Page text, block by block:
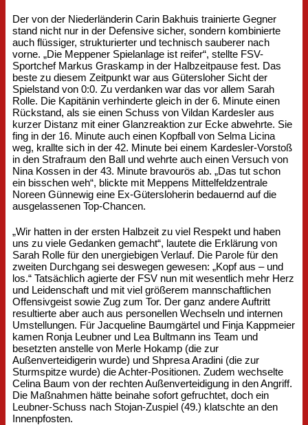
Der von der Niederländerin Carin Bakhuis trainierte Gegner
stand nicht nur in der Defensive sicher, sondern kombinierte
auch flüssiger, strukturierter und technisch sauberer nach
vorne. „Die Meppener Spielanlage ist reifer“, stellte FSV-
Sportchef Markus Graskamp in der Halbzeitpause fest. Das
beste zu diesem Zeitpunkt war aus Gütersloher Sicht der
Spielstand von 0:0. Zu verdanken war das vor allem Sarah
Rolle. Die Kapitänin verhinderte gleich in der 6. Minute einen
Rückstand, als sie einen Schuss von Vildan Kardesler aus
kurzer Distanz mit einer Glanzreaktion zur Ecke abwehrte. Sie
fing in der 16. Minute auch einen Kopfball von Selma Licina
weg, krallte sich in der 42. Minute bei einem Kardesler-Vorstoß
in den Strafraum den Ball und wehrte auch einen Versuch von
Nina Kossen in der 43. Minute bravourös ab. „Das tut schon
ein bisschen weh“, blickte mit Meppens Mittelfeldzentrale
Noreen Günnewig eine Ex-Gütersloherin bedauernd auf die
ausgelassenen Top-Chancen.
„Wir hatten in der ersten Halbzeit zu viel Respekt und haben
uns zu viele Gedanken gemacht“, lautete die Erklärung von
Sarah Rolle für den unergiebigen Verlauf. Die Parole für den
zweiten Durchgang sei deswegen gewesen: „Kopf aus – und
los.“ Tatsächlich agierte der FSV nun mit wesentlich mehr Herz
und Leidenschaft und mit viel größerem mannschaftlichen
Offensivgeist sowie Zug zum Tor. Der ganz andere Auftritt
resultierte aber auch aus personellen Wechseln und internen
Umstellungen. Für Jacqueline Baumgärtel und Finja Kappmeier
kamen Ronja Leubner und Lea Bultmann ins Team und
besetzten anstelle von Merle Hokamp (die zur
Außenverteidigerin wurde) und Shpresa Aradini (die zur
Sturmspitze wurde) die Achter-Positionen. Zudem wechselte
Celina Baum von der rechten Außenverteidigung in den Angriff.
Die Maßnahmen hätte beinahe sofort gefruchtet, doch ein
Leubner-Schuss nach Stojan-Zuspiel (49.) klatschte an den
Innenpfosten.